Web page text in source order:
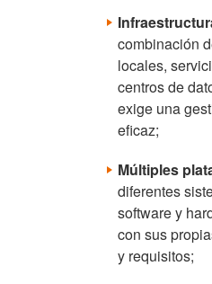
combinación
locales,
centros de
exige una
eficaz;
Múltiples
diferentes
software y
con sus
y requisitos;